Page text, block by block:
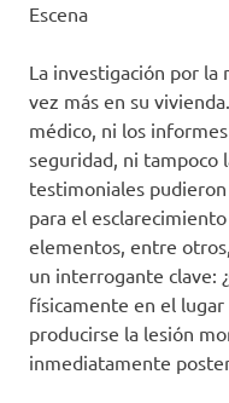
Escena
La investigación por la
vez más en su
médico, ni los
seguridad, ni tampoco
testimoniales
para el
elementos, entre
un interrogante clave:
físicamente en el
producirse la lesión
inmediatamente